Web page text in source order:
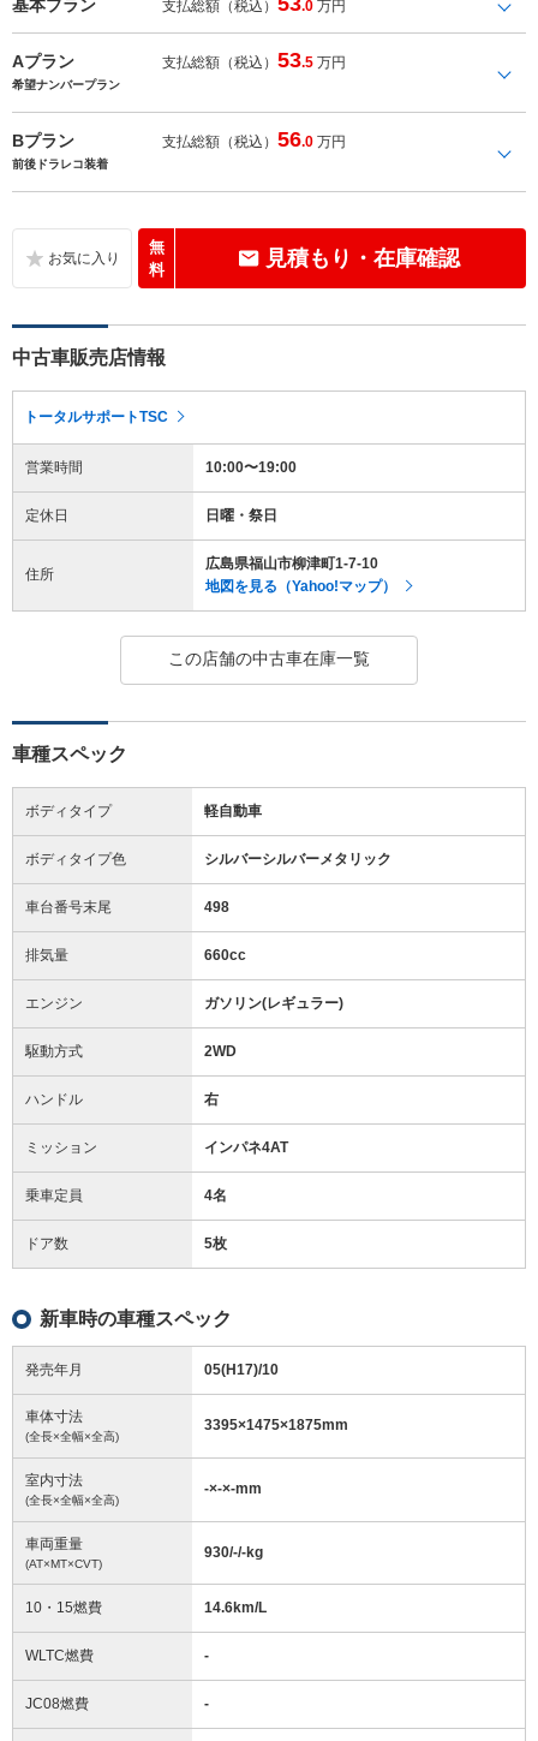
基本プラン 支払総額（税込） .0 万円
Aプラン 支払総額（税込）53.5 万円
希望ナンバープラン
Bプラン 支払総額（税込）56.0 万円
前後ドラレコ装着
無
料
見積もり・在庫確認
中古車販売店情報
トータルサポートTSC
営業時間 10:00〜19:00
定休日 日曜・祭日
住所
広島県福山市柳津町1-7-10
地図を見る（Yahoo!マップ）
この店舗の中古車在庫一覧
車種スペック
ボディタイプ 軽自動車
ボディタイプ色 シルバーシルバーメタリック
車台番号末尾 498
排気量 660cc
エンジン ガソリン(レギュラー)
駆動方式 2WD
ハンドル 右
ミッション インパネ4AT
乗車定員 4名
ドア数 5枚
新車時の車種スペック
発売年月 05(H17)/10
車体寸法
(全長×全幅×全高)
3395×1475×1875mm
室内寸法
(全長×全幅×全高)
-×-×-mm
車両重量
(AT×MT×CVT)
930/-/-kg
10・15燃費 14.6km/L
WLTC燃費 -
JC08燃費 -